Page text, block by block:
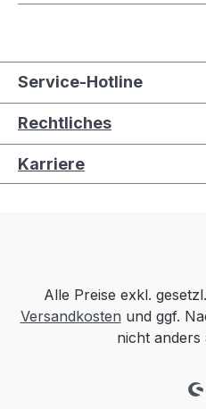
Service-Hotline
Rechtliches
Karriere
Alle Preise exkl.
Versandkosten und ggf.
nicht anders